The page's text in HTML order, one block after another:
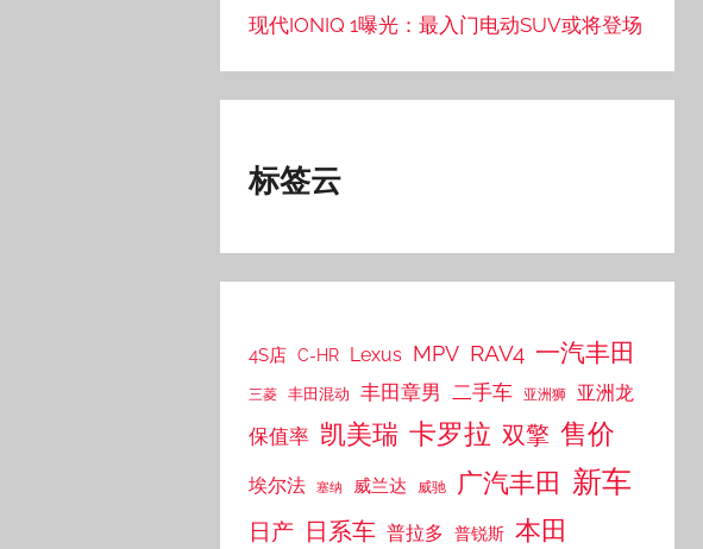
现代IONIQ 1曝光：最入门电动SUV或将登场
标签云
4S店 C-HR Lexus MPV RAV4 一汽丰田
三菱 丰田混动 丰田章男 二手车 亚洲狮 亚洲龙
保值率 凯美瑞 卡罗拉 双擎 售价
埃尔法 塞纳 威兰达 威驰 广汽丰田 新车
日产 日系车 普拉多 普锐斯 本田